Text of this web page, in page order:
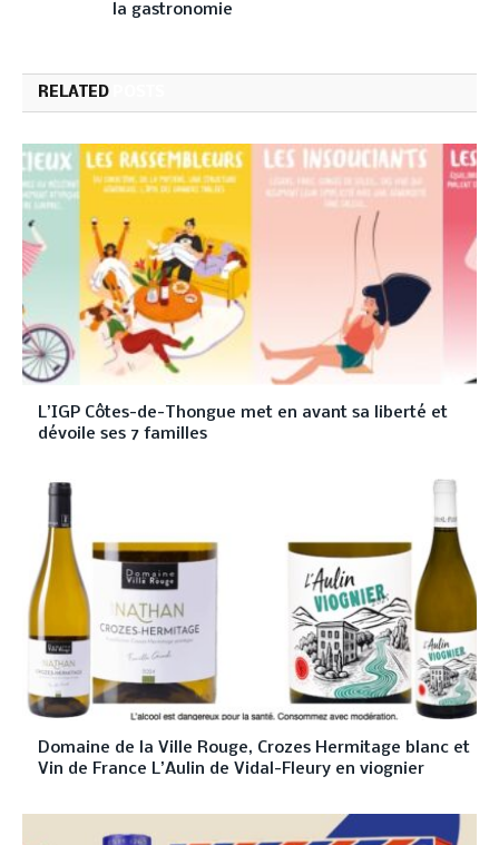
la gastronomie
RELATED
L’IGP Côtes-de-Thongue met en avant sa liberté et
dévoile ses 7 familles
Domaine de la Ville Rouge, Crozes Hermitage blanc et
Vin de France L’Aulin de Vidal-Fleury en viognier